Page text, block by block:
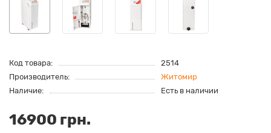
Код товара:
2514
Производитель:
Житомир
Наличие:
Есть в наличии
16900 грн.